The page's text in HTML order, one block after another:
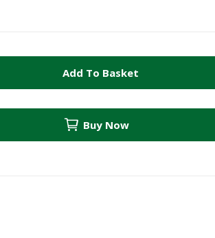
Add To Basket
Buy Now